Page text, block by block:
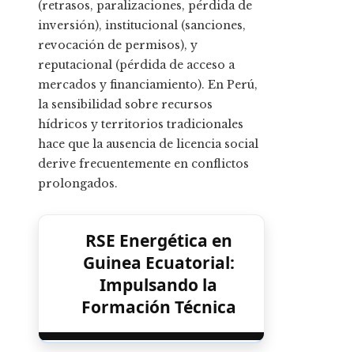
(retrasos, paralizaciones, pérdida de
inversión), institucional (sanciones,
revocación de permisos), y
reputacional (pérdida de acceso a
mercados y financiamiento). En Perú,
la sensibilidad sobre recursos
hídricos y territorios tradicionales
hace que la ausencia de licencia social
derive frecuentemente en conflictos
prolongados.
RSE Energética en
Guinea Ecuatorial:
Impulsando la
Formación Técnica